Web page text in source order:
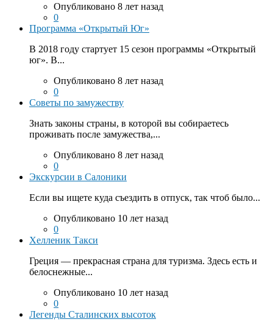
Опубликовано 8 лет назад
0
Программа «Открытый Юг»
В 2018 году стартует 15 сезон программы «Открытый
юг». В...
Опубликовано 8 лет назад
0
Советы по замужеству
Знать законы страны, в которой вы собираетесь
проживать после замужества,...
Опубликовано 8 лет назад
0
Экскурсии в Салоники
Если вы ищете куда съездить в отпуск, так чтоб было...
Опубликовано 10 лет назад
0
Хелленик Такси
Греция — прекрасная страна для туризма. Здесь есть и
белоснежные...
Опубликовано 10 лет назад
0
Легенды Сталинских высоток